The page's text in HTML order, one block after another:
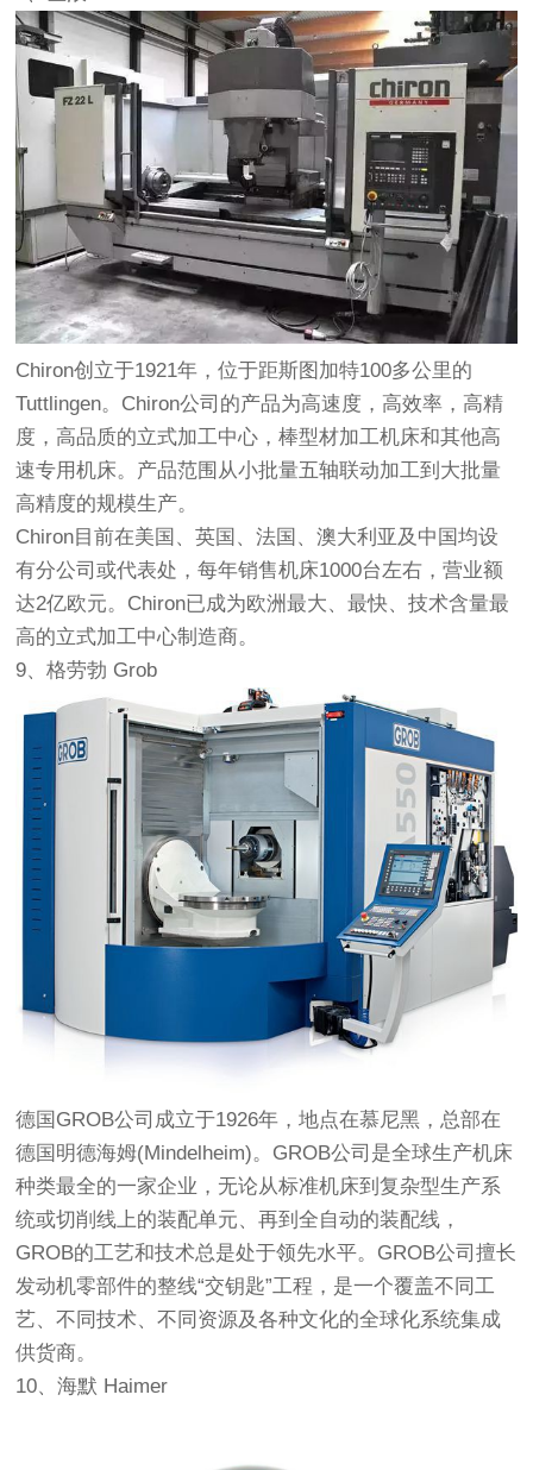
Chiron创立于1921年，位于距斯图加特100多公里的
Tuttlingen。Chiron公司的产品为高速度，高效率，高精
度，高品质的立式加工中心，棒型材加工机床和其他高
速专用机床。产品范围从小批量五轴联动加工到大批量
高精度的规模生产。
Chiron目前在美国、英国、法国、澳大利亚及中国均设
有分公司或代表处，每年销售机床1000台左右，营业额
达2亿欧元。Chiron已成为欧洲最大、最快、技术含量最
高的立式加工中心制造商。
9、格劳勃 Grob
德国GROB公司成立于1926年，地点在慕尼黑，总部在
德国明德海姆(Mindelheim)。GROB公司是全球生产机床
种类最全的一家企业，无论从标准机床到复杂型生产系
统或切削线上的装配单元、再到全自动的装配线，
GROB的工艺和技术总是处于领先水平。GROB公司擅长
发动机零部件的整线“交钥匙”工程，是一个覆盖不同工
艺、不同技术、不同资源及各种文化的全球化系统集成
供货商。
10、海默 Haimer